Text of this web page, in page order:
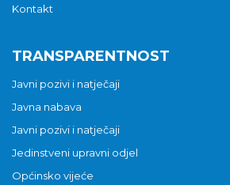
Kontakt
TRANSPARENTNOST
Javni pozivi i natječaji
Javna nabava
Javni pozivi i natječaji
Jedinstveni upravni odjel
Općinsko vijeće